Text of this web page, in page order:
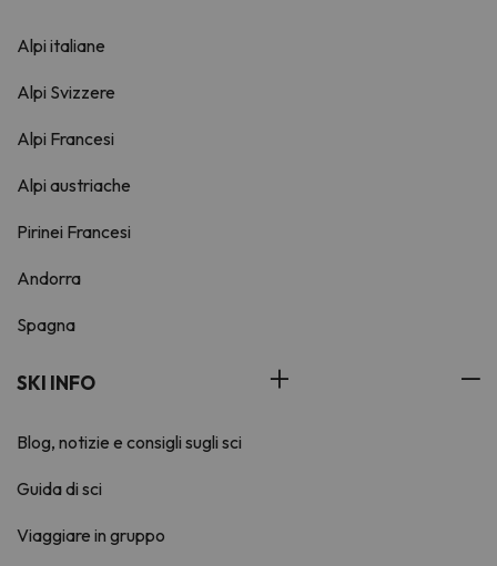
Alpi italiane
Alpi Svizzere
Alpi Francesi
Alpi austriache
Pirinei Francesi
Andorra
Spagna
SKI INFO
Blog, notizie e consigli sugli sci
Guida di sci
Viaggiare in gruppo